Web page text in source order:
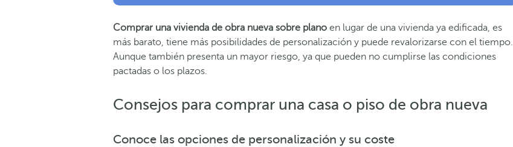
Comprar una vivienda de obra nueva sobre plano en lugar de una vivienda ya edificada, es
más barato, tiene más posibilidades de personalización y puede revalorizarse con el tiempo.
Aunque también presenta un mayor riesgo, ya que pueden no cumplirse las condiciones
pactadas o los plazos.
Consejos para comprar una casa o piso de obra nueva
Conoce las opciones de personalización y su coste